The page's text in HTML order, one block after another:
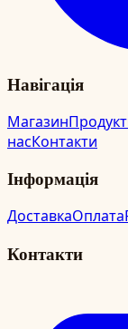
Навігація
Магазин
насКонтакти
Інформація
ДоставкаОплата
Контакти